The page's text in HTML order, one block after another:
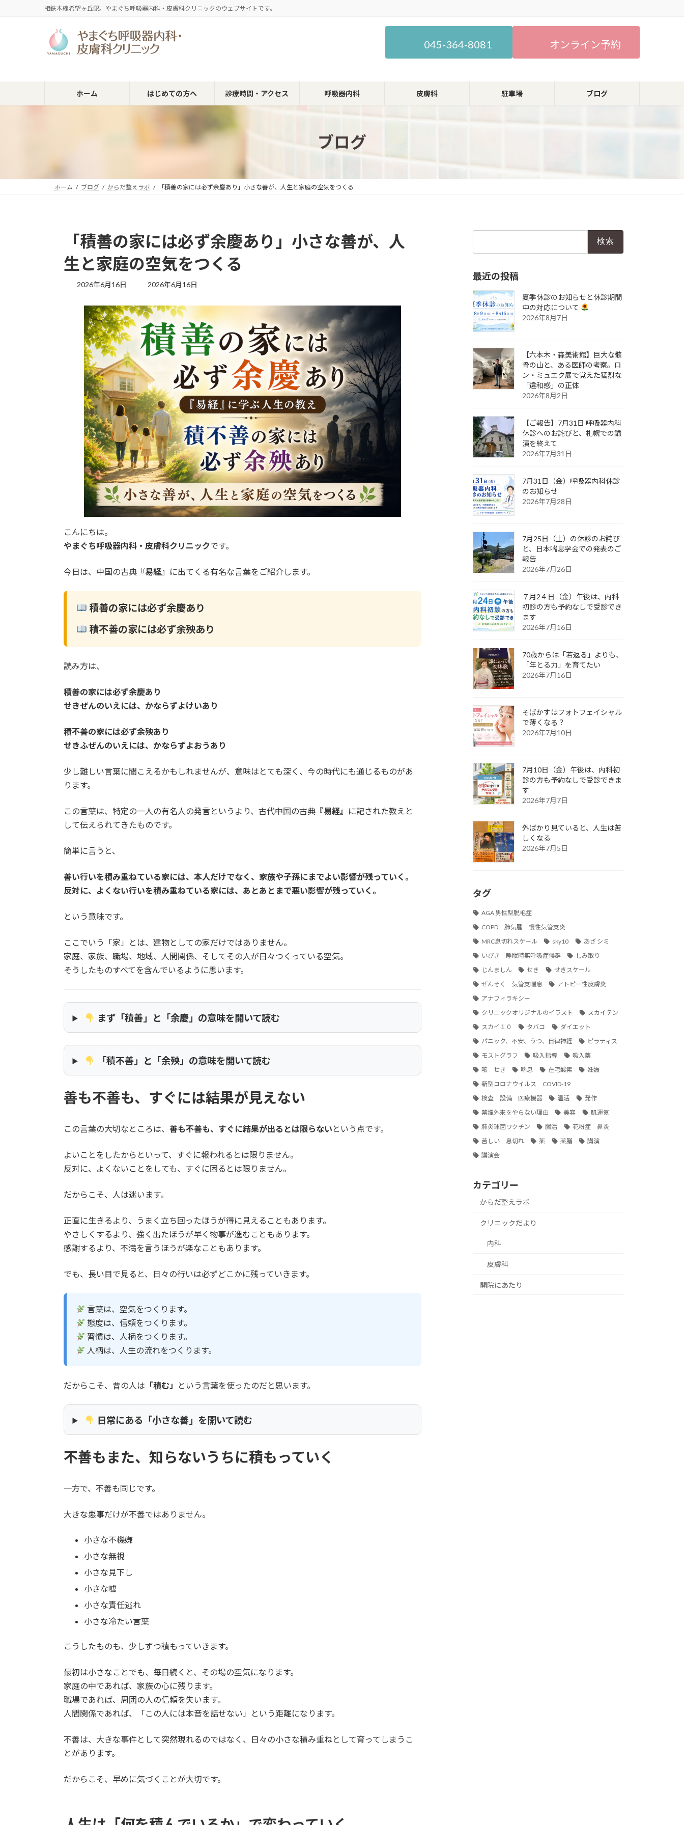
ッ
移
相鉄本線希望ヶ丘駅。やまぐち呼吸器内科・皮膚科クリニックのウェブサイトです。
045-364-8081 オンライン予約
ホーム はじめての方へ 診療時間・アクセス 呼吸器内科 皮膚科 駐車場 ブログ
ブログ
ホーム ブログ からだ整えラボ 「積善の家には必ず余慶あり」小さな善が、人生と家庭の空気をつくる
「積善の家には必ず余慶あり」小さな善が、人
生と家庭の空気をつくる
2026年6月16日
最
更
新
日
時
2026年6月16日
こんにちは。
やまぐち呼吸器内科・皮膚科クリニックです。
今日は、中国の古典 『易経』 に出てくる有名な言葉をご紹介します。
積善の家には必ず余慶あり
積不善の家には必ず余殃あり
読み方は、
積善の家には必ず余慶あり
せきぜんのいえには、かならずよけいあり
積不善の家には必ず余殃あり
せきふぜんのいえには、かならずよおうあり
少し難しい言葉に聞こえるかもしれませんが、意味はとても深く、今の時代にも通じるものがあ
ります。
この言葉は、特定の一人の有名人の発言というより、古代中国の古典 『易経』 に記された教えと
して伝えられてきたものです。
簡単に言うと、
善い行いを積み重ねている家には、本人だけでなく、家族や子孫にまでよい影響が残っていく。
反対に、よくない行いを積み重ねている家には、あとあとまで悪い影響が残っていく。
という意味です。
ここでいう「家」とは、建物としての家だけではありません。
家庭、家族、職場、地域、人間関係、そしてその人が日々つくっている空気。
そうしたものすべてを含んでいるように思います。
まず「積善」と「余慶」の意味を開いて読む
「積不善」と「余殃」の意味を開いて読む
善も不善も、すぐには結果が見えない
この言葉の大切なところは、善も不善も、すぐに結果が出るとは限らない という点です。
よいことをしたからといって、すぐに報われるとは限りません。
反対に、よくないことをしても、すぐに困るとは限りません。
だからこそ、人は迷います。
正直に生きるより、うまく立ち回ったほうが得に見えることもあります。
やさしくするより、強く出たほうが早く物事が進むこともあります。
感謝するより、不満を言うほうが楽なこともあります。
でも、長い目で見ると、日々の行いは必ずどこかに残っていきます。
言葉は、空気をつくります。
態度は、信頼をつくります。
習慣は、人柄をつくります。
人柄は、人生の流れをつくります。
だからこそ、昔の人は 「積む」 という言葉を使ったのだと思います。
日常にある「小さな善」を開いて読む
不善もまた、知らないうちに積もっていく
一方で、不善も同じです。
大きな悪事だけが不善ではありません。
小さな不機嫌
小さな無視
小さな見下し
小さな嘘
小さな責任逃れ
小さな冷たい言葉
こうしたものも、少しずつ積もっていきます。
最初は小さなことでも、毎日続くと、その場の空気になります。
家庭の中であれば、家族の心に残ります。
職場であれば、周囲の人の信頼を失います。
人間関係であれば、「この人には本音を話せない」という距離になります。
不善は、大きな事件として突然現れるのではなく、日々の小さな積み重ねとして育ってしまうこ
とがあります。
だからこそ、早めに気づくことが大切です。
最近の投稿
夏季休診のお知らせと休診期間
中の対応について
2026年8月7日
【六本木・森美術館】巨大な骸
骨の山と、ある医師の考察。ロ
ン・ミュエク展で覚えた猛烈な
「違和感」の正体
2026年8月2日
【ご報告】7月31日 呼吸器内科
休診へのお詫びと、札幌での講
演を終えて
2026年7月31日
7月31日（金）呼吸器内科休診
のお知らせ
2026年7月28日
7月25日（土）の休診のお詫び
と、日本喘息学会での発表のご
報告
2026年7月26日
７月2４日（金）午後は、内科
初診の方も予約なしで受診でき
ます
2026年7月16日
70歳からは「若返る」よりも、
「年とる力」を育てたい
2026年7月16日
そばかすはフォトフェイシャル
で薄くなる？
2026年7月10日
7月10日（金）午後は、内科初
診の方も予約なしで受診できま
す
2026年7月7日
外ばかり見ていると、人生は苦
しくなる
2026年7月5日
タグ
AGA 男性型脱毛症
COPD 肺気腫 慢性気管支炎
MRC息切れスケール
sky10
あざ シミ
いびき 睡眠時無呼吸症候群
しみ取り
じんましん
せき
せきスケール
ぜんそく 気管支喘息
アトピー性皮膚炎
アナフィラキシー
クリニックオリジナルのイラスト
スカイテン
スカイ１０
タバコ
ダイエット
パニック、不安、うつ、自律神経
ピラティス
モストグラフ
吸入指導
吸入薬
咳 せき
喘息 在宅酸素
妊娠
新型コロナウイルス COVID-19
検査 設備 医療機器
温活
発作
禁煙外来をやらない理由
美容
肌運気
肺炎球菌ワクチン
腸活
花粉症 鼻炎
苦しい 息切れ
薬 薬膳
講演
講演会
カテゴリー
からだ整えラボ
クリニックだより
内科
皮膚科
開院にあたり